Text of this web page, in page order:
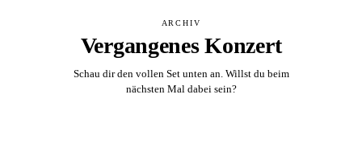
ARCHIV
Vergangenes Konzert
Schau dir den vollen Set unten an. Willst du beim
nächsten Mal dabei sein?